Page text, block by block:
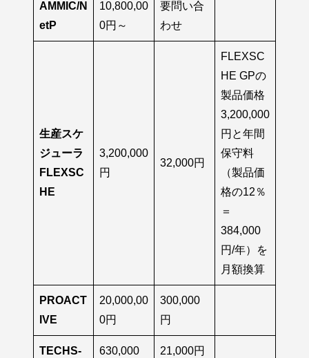
AMMIC/N
etP
10,800,00
0円～
要問い合
わせ
生産スケ
ジューラ
FLEXSC
HE
3,200,000
円
32,000円
FLEXSC
HE GPの
製品価格
3,200,000
円と年間
保守料
（製品価
格の12％
＝
384,000
円/年）を
月額換算
PROACT
IVE
20,000,00
0円
300,000
円
TECHS-
630,000
21,000円